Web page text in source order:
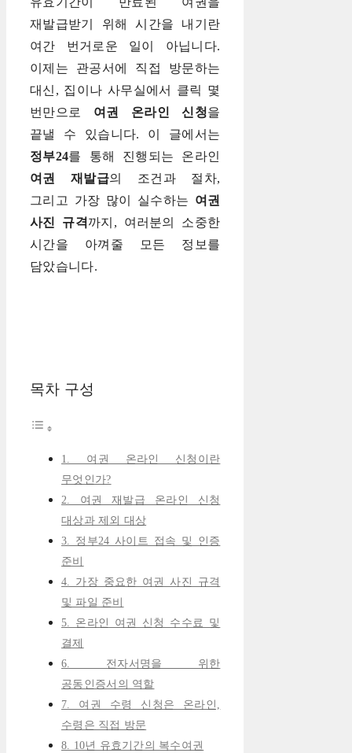
재발급받기 위해 시간을 내기란
여간 번거로운 일이 아닙니다.
이제는 관공서에 직접 방문하는
대신, 집이나 사무실에서 클릭 몇
번만으로 여권 온라인 신청을
끝낼 수 있습니다. 이 글에서는
정부24를 통해 진행되는 온라인
여권 재발급의 조건과 절차,
그리고 가장 많이 실수하는 여권
사진 규격 까지, 여러분의 소중한
시간을 아껴줄 모든 정보를
담았습니다.
목차 구성
1. 여권 온라인 신청이란
무엇인가?
2. 여권 재발급 온라인 신청
대상과 제외 대상
3. 정부24 사이트 접속 및 인증
준비
4. 가장 중요한 여권 사진 규격
및 파일 준비
5. 온라인 여권 신청 수수료 및
결제
6. 전자서명을 위한
공동인증서의 역할
7. 여권 수령 신청은 온라인,
수령은 직접 방문
8. 10년 유효기간의 복수여권